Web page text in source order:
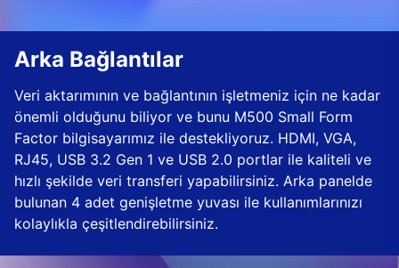
Arka Bağlantılar
Veri aktarımının ve bağlantının işletmeniz için ne kadar
önemli olduğunu biliyor ve bunu M500 Small Form
Factor bilgisayarımız ile destekliyoruz. HDMI, VGA,
RJ45, USB 3.2 Gen 1 ve USB 2.0 portlar ile kaliteli ve
hızlı şekilde veri transferi yapabilirsiniz. Arka panelde
bulunan 4 adet genişletme yuvası ile kullanımlarınızı
kolaylıkla çeşitlendirebilirsiniz.